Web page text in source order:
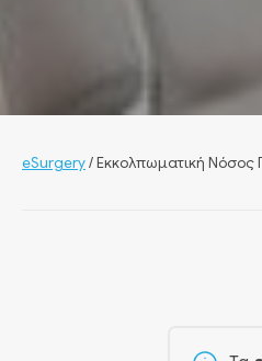
eSurgery/Εκκολπωματική Νόσος